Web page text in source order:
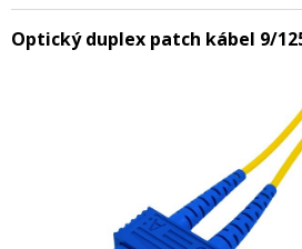
Optický duplex patch kábel 9/